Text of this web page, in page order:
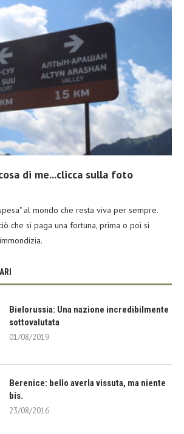
di me...clicca sulla foto
al mondo che resta viva per sempre.
che si paga una fortuna, prima o poi si
Bielorussia: Una nazione incredibilmente
sottovalutata
01/08/2019
Berenice: bello averla vissuta, ma niente
bis.
23/08/2016